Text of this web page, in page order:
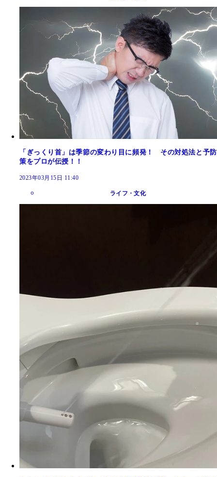
「ぎっくり首」は季節の変わり目に頻発！ その対処法と予防
策をプロが伝授！！
2023年03月15日 11:40
ライフ・文化